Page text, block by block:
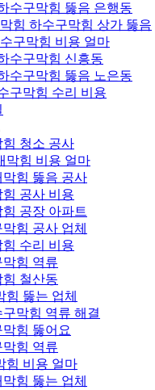
수구막힘 뚫음 은행동
힘 하수구막힘 상가 뚫음
구막힘 비용 얼마
수구막힘 신흥동
수구막힘 뚫음 노은동
구막힘 수리 비용
청소 공사
막힘 비용 얼마
힘 뚫음 공사
공사 비용
공장 아파트
힘 공사 업체
수리 비용
힘 역류
철산동
힘 뚫는 업체
막힘 역류 해결
힘 뚫어요
힘 역류
힘 비용 얼마
힘 뚫는 업체